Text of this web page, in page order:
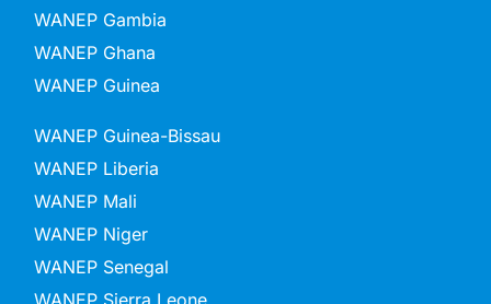
WANEP Gambia
WANEP Ghana
WANEP Guinea
WANEP Guinea-Bissau
WANEP Liberia
WANEP Mali
WANEP Niger
WANEP Senegal
WANEP Sierra Leone